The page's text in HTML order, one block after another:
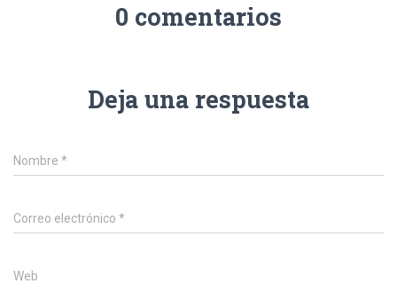
0 comentarios
Deja una respuesta
Nombre *
Correo electrónico *
Web